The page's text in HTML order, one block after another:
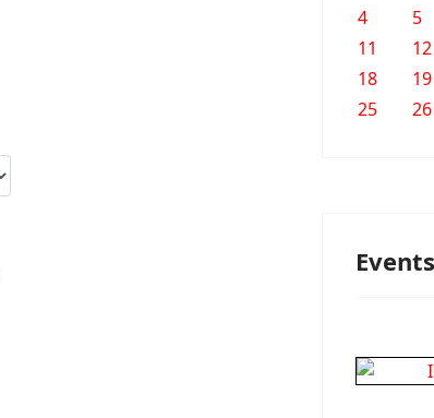
4
5
11
12
18
19
25
26